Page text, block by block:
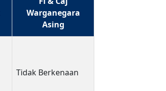
Warganegara
Asing
Tidak Berkenaan